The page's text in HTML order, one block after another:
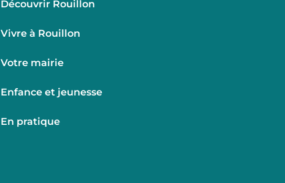
Découvrir Rouillon
Vivre à Rouillon
Votre mairie
Enfance et jeunesse
En pratique